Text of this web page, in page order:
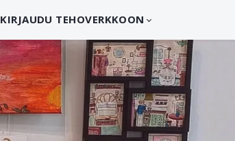
KIRJAUDU TEHOVERKKOON